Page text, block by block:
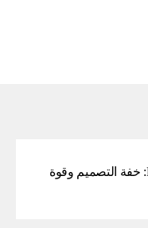
Huawei Pura 90s Pro: خفة التصميم وقوة